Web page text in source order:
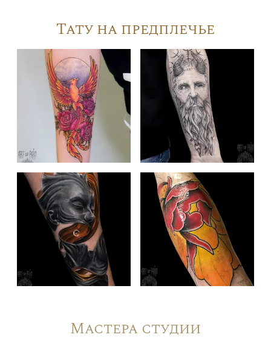
Тату на предплечье
Мастера студии